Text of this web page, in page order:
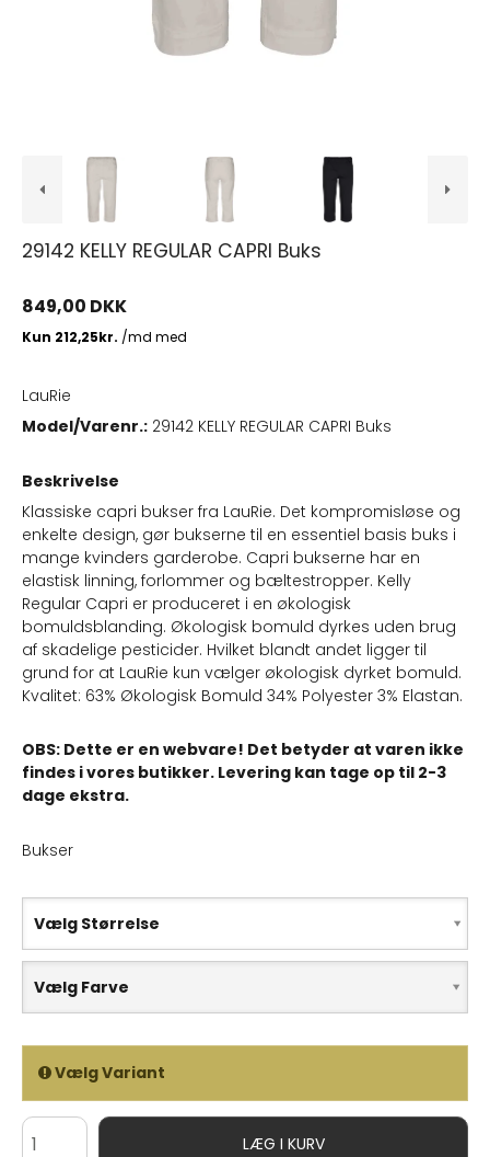
29142 KELLY REGULAR CAPRI Buks
849,00 DKK
LauRie
Model/Varenr.: 29142 KELLY REGULAR CAPRI Buks
Beskrivelse
Klassiske capri bukser fra LauRie. Det kompromisløse og
enkelte design, gør bukserne til en essentiel basis buks i
mange kvinders garderobe. Capri bukserne har en
elastisk linning, forlommer og bæltestropper. Kelly
Regular Capri er produceret i en økologisk
bomuldsblanding. Økologisk bomuld dyrkes uden brug
af skadelige pesticider. Hvilket blandt andet ligger til
grund for at LauRie kun vælger økologisk dyrket bomuld.
Kvalitet: 63% Økologisk Bomuld 34% Polyester 3% Elastan.
OBS: Dette er en webvare! Det betyder at varen ikke
findes i vores butikker. Levering kan tage op til 2-3
dage ekstra.
Bukser
Vælg Størrelse
Vælg Farve
Vælg Variant
LÆG I KURV